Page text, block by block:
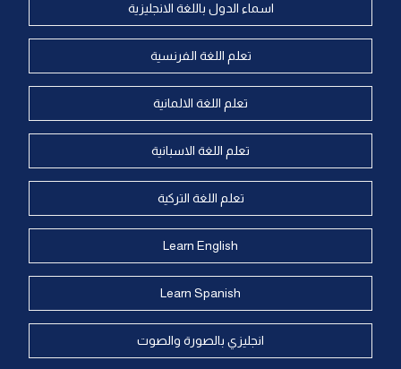
اسماء الدول باللغة الانجليزية
تعلم اللغة الفرنسية
تعلم اللغة الالمانية
تعلم اللغة الاسبانية
تعلم اللغة التركية
Learn English
Learn Spanish
انجليزي بالصورة والصوت